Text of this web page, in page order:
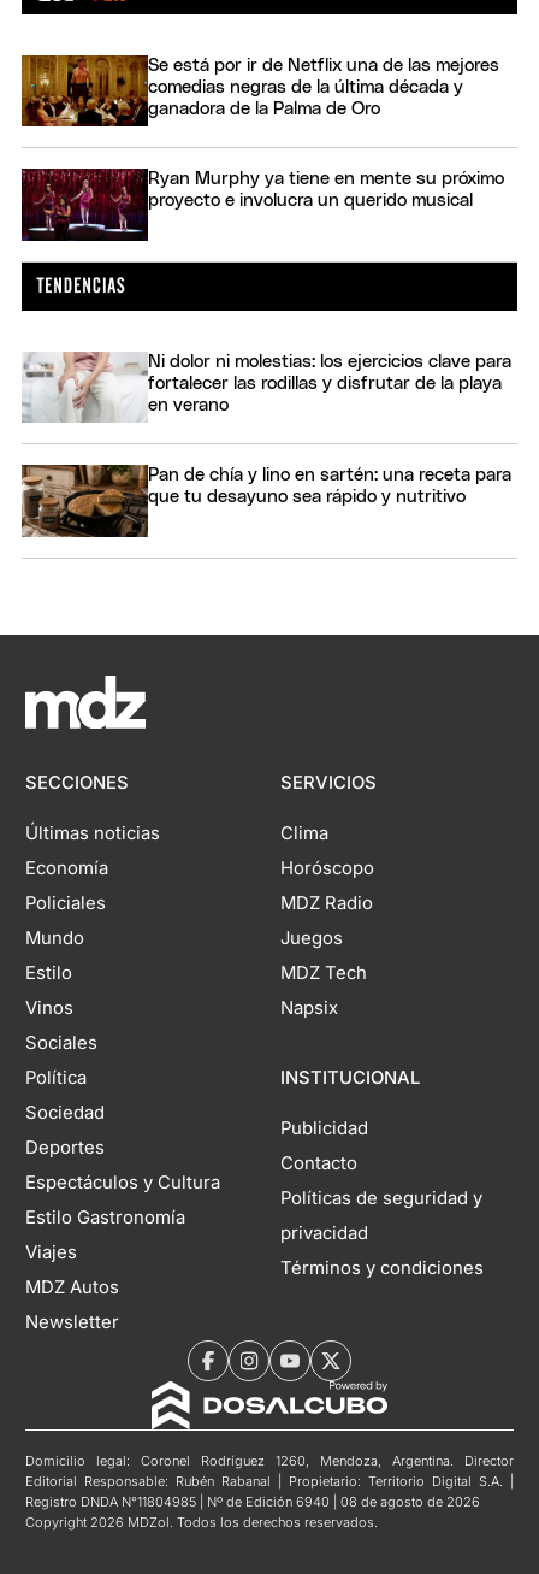
Se está por ir de Netflix una de las mejores
comedias negras de la última década y
ganadora de la Palma de Oro
Ryan Murphy ya tiene en mente su próximo
proyecto e involucra un querido musical
Ni dolor ni molestias: los ejercicios clave para
fortalecer las rodillas y disfrutar de la playa
en verano
Pan de chía y lino en sartén: una receta para
que tu desayuno sea rápido y nutritivo
SECCIONES
Últimas noticias
Economía
Policiales
Mundo
Estilo
Vinos
Sociales
Política
Sociedad
Deportes
Espectáculos y Cultura
Estilo Gastronomía
Viajes
MDZ Autos
Newsletter
SERVICIOS
Clima
Horóscopo
MDZ Radio
Juegos
MDZ Tech
Napsix
INSTITUCIONAL
Publicidad
Contacto
Políticas de seguridad y
privacidad
Términos y condiciones
Domicilio legal: Coronel Rodríguez 1260, Mendoza, Argentina. Director
Editorial Responsable: Rubén Rabanal | Propietario: Territorio Digital S.A. |
Registro DNDA N°11804985 | Nº de Edición 6940 | 08 de agosto de 2026
Copyright 2026 MDZol. Todos los derechos reservados.